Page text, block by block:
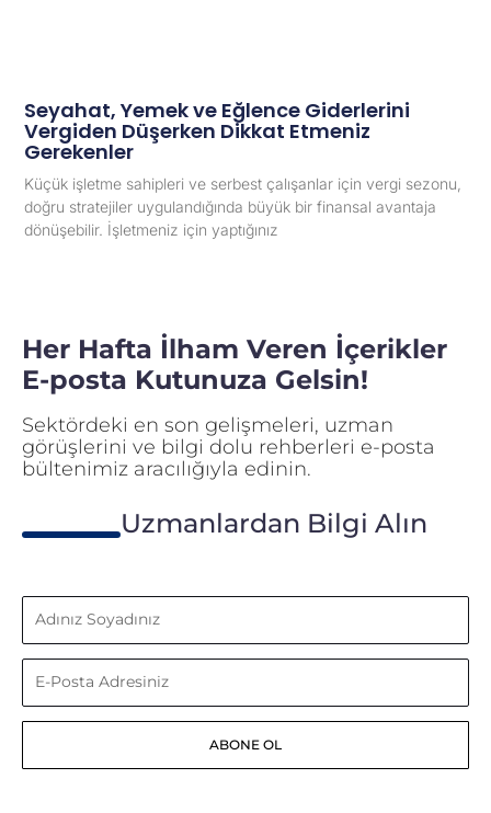
Seyahat, Yemek ve Eğlence Giderlerini
Vergiden Düşerken Dikkat Etmeniz
Gerekenler
Küçük işletme sahipleri ve serbest çalışanlar için vergi sezonu,
doğru stratejiler uygulandığında büyük bir finansal avantaja
dönüşebilir. İşletmeniz için yaptığınız
Her Hafta İlham Veren İçerikler
E-posta Kutunuza Gelsin!
Sektördeki en son gelişmeleri, uzman
görüşlerini ve bilgi dolu rehberleri e-posta
bültenimiz aracılığıyla edinin.
Uzmanlardan Bilgi Alın
Adınız
Soyadınız
E-
Posta
ABONE OL